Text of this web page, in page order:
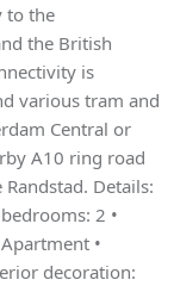
to the
the British
is
various tram and
Central or
A10 ring road
Details:
2 •
•
decoration: